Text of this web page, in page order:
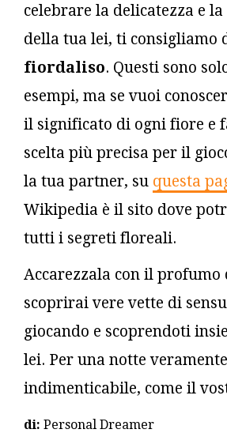
celebrare la delicatezza e
della tua lei, ti consigliamo
fiordaliso. Questi sono
esempi, ma se vuoi
il significato di ogni fiore e
scelta più precisa per il
la tua partner, su questa
Wikipedia è il sito dove
tutti i segreti floreali.
Accarezzala con il profumo
scoprirai vere vette di
giocando e scoprendoti
lei. Per una notte veramente
indimenticabile, come il
di: Personal Dreamer